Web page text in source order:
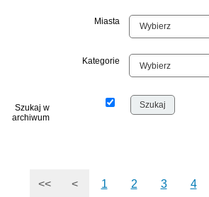
Miasta
Kategorie
Szukaj w
archiwum
<< < 1 2 3 4